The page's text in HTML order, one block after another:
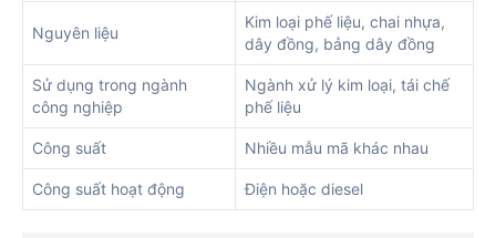
Nguyên liệu
Kim loại phế liệu, chai nhựa,
dây đồng, bảng dây đồng
Sử dụng trong ngành
công nghiệp
Ngành xử lý kim loại, tái chế
phế liệu
Công suất Nhiều mẫu mã khác nhau
Công suất hoạt động Điện hoặc diesel